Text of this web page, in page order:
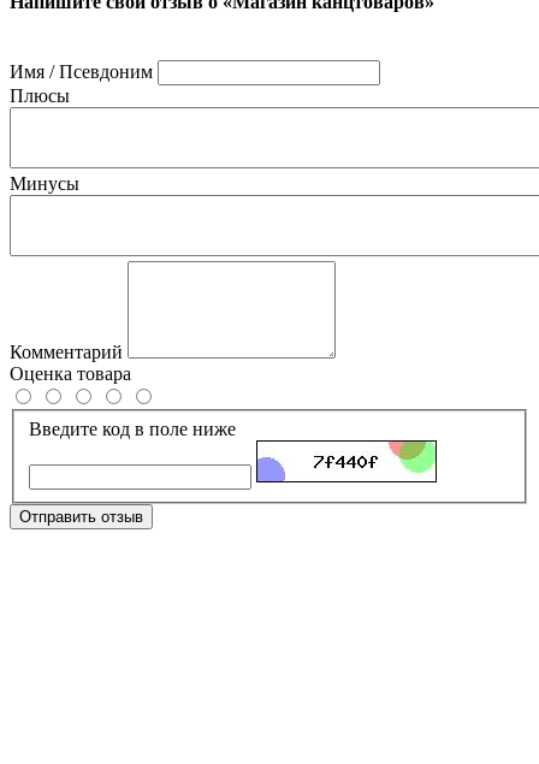
Имя / Псевдоним
Плюсы
Минусы
Комментарий
Оценка товара
Введите код в поле ниже
Отправить отзыв